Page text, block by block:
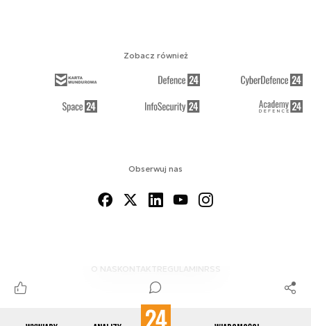
Obserwuj nas
O NAS KONTAKTREGULAMINRSS
Zobacz również